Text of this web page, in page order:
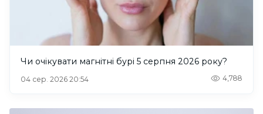
Чи очікувати магнітні бурі 5 серпня 2026 року?
04 сер. 2026 20:54 4,788